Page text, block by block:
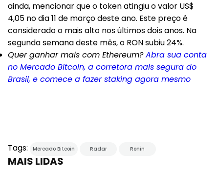
ainda, mencionar que o token atingiu o valor US$
4,05 no dia 11 de março deste ano. Este preço é
considerado o mais alto nos últimos dois anos. Na
segunda semana deste mês, o RON subiu 24%.
Quer ganhar mais com Ethereum?Abra sua conta
no Mercado Bitcoin, a corretora mais segura do
Brasil, e comece a fazer staking agora mesmo
Tags: Mercado Bitcoin Radar Ronin
MAIS LIDAS